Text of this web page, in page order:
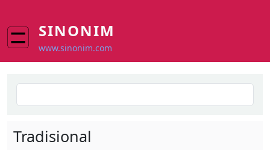
SINONIM
www.sinonim.com
Tradisional